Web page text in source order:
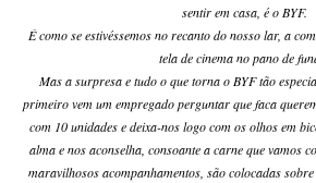
sentir em casa, é o BYF.
É como se estivéssemos no recanto do nosso lar, a
tela de cinema no pano de
Mas a surpresa e tudo o que torna o BYF tão
primeiro vem um empregado perguntar que faca
com 10 unidades e deixa-nos logo com os olhos em
alma e nos aconselha, consoante a carne que vamos
maravilhosos acompanhamentos, são colocadas